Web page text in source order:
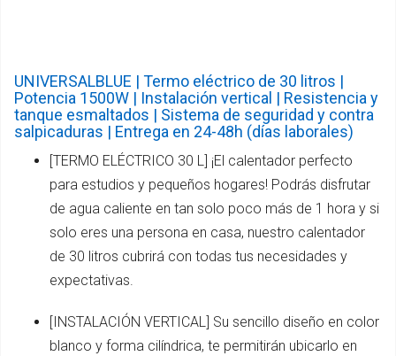
UNIVERSALBLUE | Termo eléctrico de 30 litros |
Potencia 1500W | Instalación vertical | Resistencia y
tanque esmaltados | Sistema de seguridad y contra
salpicaduras | Entrega en 24-48h (días laborales)
[TERMO ELÉCTRICO 30 L] ¡El calentador perfecto
para estudios y pequeños hogares! Podrás disfrutar
de agua caliente en tan solo poco más de 1 hora y si
solo eres una persona en casa, nuestro calentador
de 30 litros cubrirá con todas tus necesidades y
expectativas.
[INSTALACIÓN VERTICAL] Su sencillo diseño en color
blanco y forma cilíndrica, te permitirán ubicarlo en